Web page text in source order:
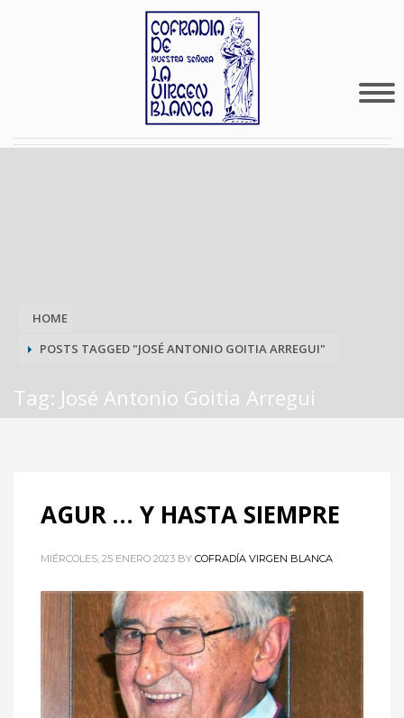
HOME
POSTS TAGGED "JOSÉ ANTONIO GOITIA ARREGUI"
Tag: José Antonio Goitia Arregui
AGUR … Y HASTA SIEMPRE
MIÉRCOLES, 25 ENERO 2023 BY COFRADÍA VIRGEN BLANCA